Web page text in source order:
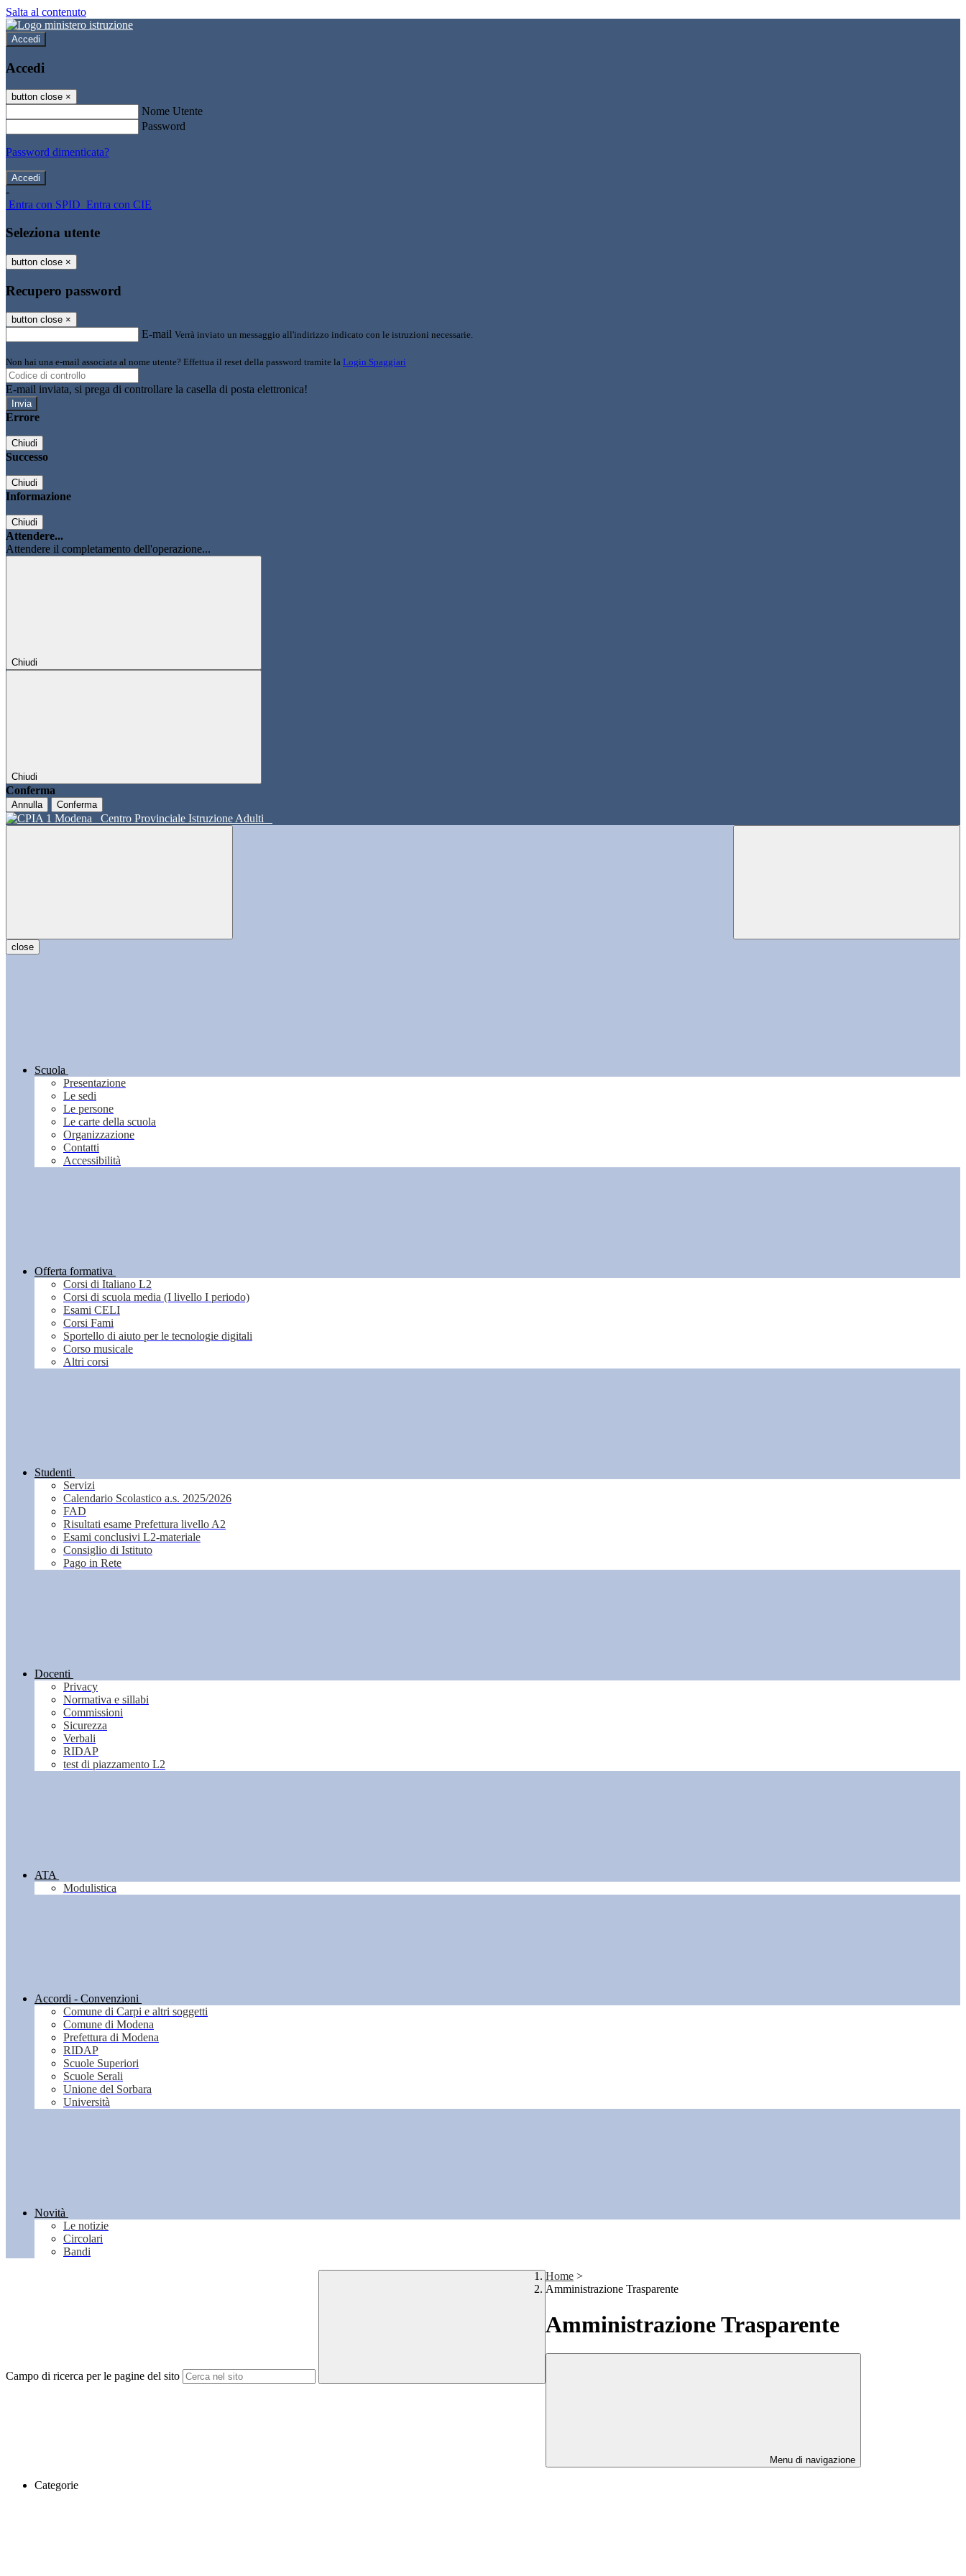
Salta al contenuto
Accedi
Accedi
button close ×
Nome Utente
Password
Password dimenticata?
-
Entra con SPID Entra con CIE
Seleziona utente
button close ×
Recupero password
button close ×
E-mail Verrà inviato un messaggio all'indirizzo indicato con le istruzioni necessarie.
Non hai una e-mail associata al nome utente? Effettua il reset della password tramite la Login Spaggiari
E-mail inviata, si prega di controllare la casella di posta elettronica!
Errore
Chiudi
Successo
Chiudi
Informazione
Chiudi
Attendere...
Attendere il completamento dell'operazione...
Chiudi
Chiudi
Conferma
Annulla Conferma
Centro Provinciale Istruzione Adulti
close
Scuola
Presentazione
Le sedi
Le persone
Le carte della scuola
Organizzazione
Contatti
Accessibilità
Offerta formativa
Corsi di Italiano L2
Corsi di scuola media (I livello I periodo)
Esami CELI
Corsi Fami
Sportello di aiuto per le tecnologie digitali
Corso musicale
Altri corsi
Studenti
Servizi
Calendario Scolastico a.s. 2025/2026
FAD
Risultati esame Prefettura livello A2
Esami conclusivi L2-materiale
Consiglio di Istituto
Pago in Rete
Docenti
Privacy
Normativa e sillabi
Commissioni
Sicurezza
Verbali
RIDAP
test di piazzamento L2
ATA
Modulistica
Accordi - Convenzioni
Comune di Carpi e altri soggetti
Comune di Modena
Prefettura di Modena
RIDAP
Scuole Superiori
Scuole Serali
Unione del Sorbara
Università
Novità
Le notizie
Circolari
Bandi
Campo di ricerca per le pagine del sito
Home >
Amministrazione Trasparente
Amministrazione Trasparente
Menu di navigazione
Categorie